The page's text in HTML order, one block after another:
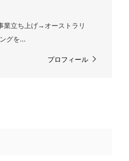
業立ち上げ→オーストラリ
グを...
プロフィール